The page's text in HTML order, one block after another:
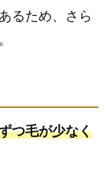
るため、さら
つ毛が少なく